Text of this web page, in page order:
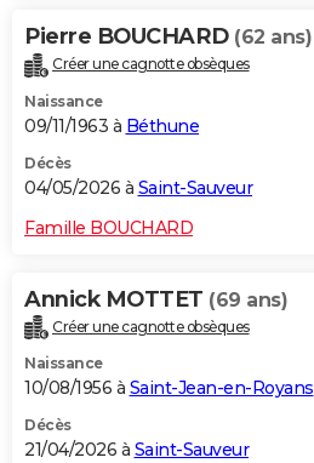
Pierre BOUCHARD (62 ans)
Créer une cagnotte obsèques
Naissance
09/11/1963 à Béthune
Décès
04/05/2026 à Saint-Sauveur
Famille BOUCHARD
Annick MOTTET (69 ans)
Créer une cagnotte obsèques
Naissance
10/08/1956 à Saint-Jean-en-Royans
Décès
21/04/2026 à Saint-Sauveur